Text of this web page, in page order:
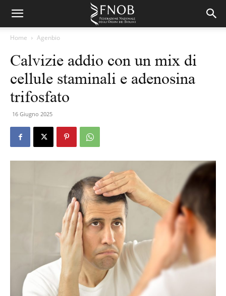
Home Agenbio
Calvizie addio con un mix di
cellule staminali e adenosina
trifosfato
16 Giugno 2025